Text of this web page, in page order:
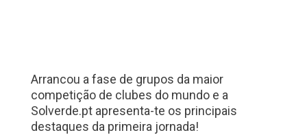
Arrancou a fase de grupos da maior
competição de clubes do mundo e a
Solverde.pt apresenta-te os principais
destaques da primeira jornada!